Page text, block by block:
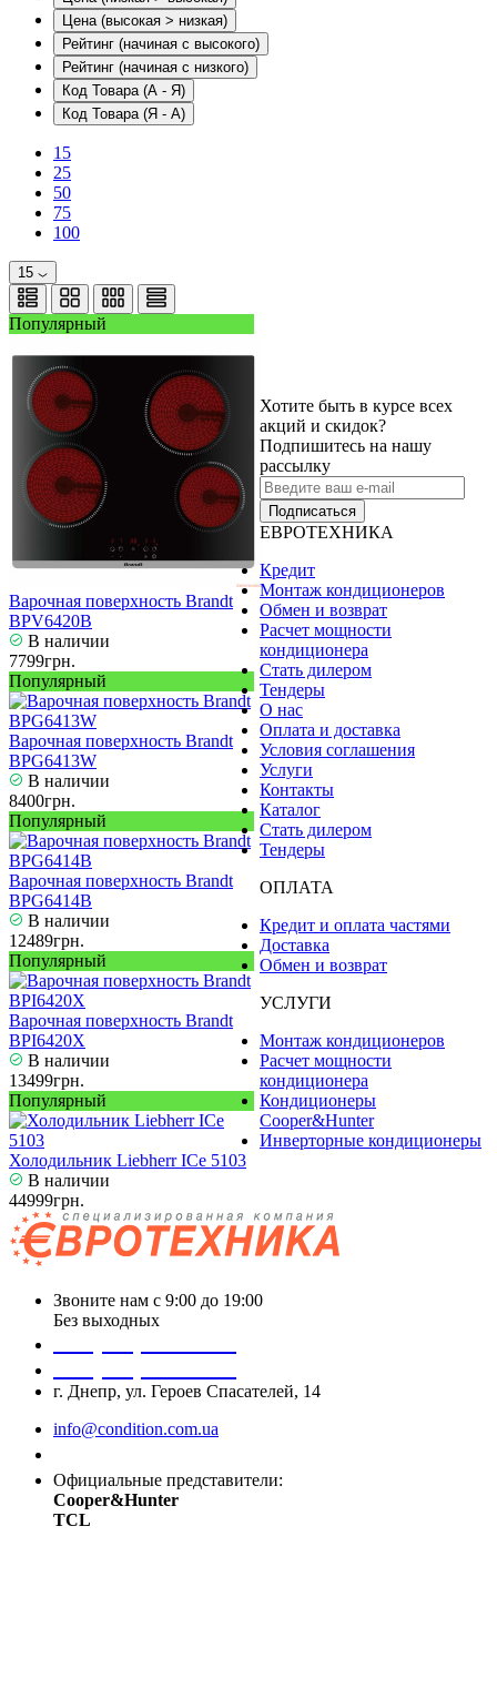
Цена (высокая > низкая)
Рейтинг (начиная с высокого)
Рейтинг (начиная с низкого)
Код Товара (А - Я)
Код Товара (Я - А)
15
25
50
75
100
15
Популярный
Варочная поверхность Brandt
BPV6420B
В наличии
7799грн.
Популярный
Варочная поверхность Brandt
BPG6413W
В наличии
8400грн.
Популярный
Варочная поверхность Brandt
BPG6414B
В наличии
12489грн.
Популярный
Варочная поверхность Brandt
BPI6420X
В наличии
13499грн.
Популярный
Холодильник Liebherr ICe 5103
В наличии
44999грн.
Хотите быть в курсе всех
акций и скидок?
Подпишитесь на нашу
рассылку
Подписаться
ЕВРОТЕХНИКА
Кредит
Монтаж кондиционеров
Обмен и возврат
Расчет мощности
кондиционера
Стать дилером
Тендеры
О нас
Оплата и доставка
Условия соглашения
Услуги
Контакты
Каталог
Стать дилером
Тендеры
ОПЛАТА
Кредит и оплата частями
Доставка
Обмен и возврат
УСЛУГИ
Монтаж кондиционеров
Расчет мощности
кондиционера
Кондиционеры
Cooper&Hunter
Инверторные кондиционеры
Звоните нам с 9:00 до 19:00
Без выходных
г. Днепр, ул. Героев Спасателей, 14
info@condition.com.ua
Официальные представители:
Cooper&Hunter
TCL